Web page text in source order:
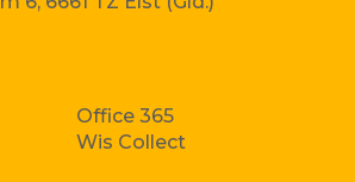
Office 365
Wis Collect